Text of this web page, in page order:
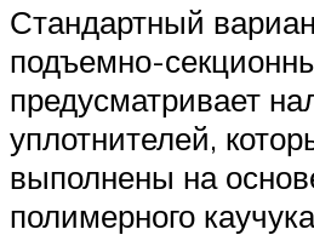
Стандартный
подъемно-
предусматривает
уплотнителей,
выполнены на
полимерного